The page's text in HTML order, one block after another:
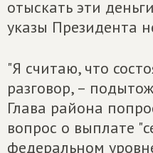
отыскать эти
указы Президента
"Я считаю, что
разговор, –
Глава района
вопрос о выплате
федеральном